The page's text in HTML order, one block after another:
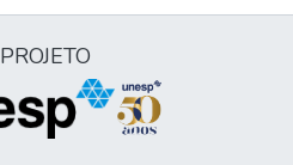
PROJETO